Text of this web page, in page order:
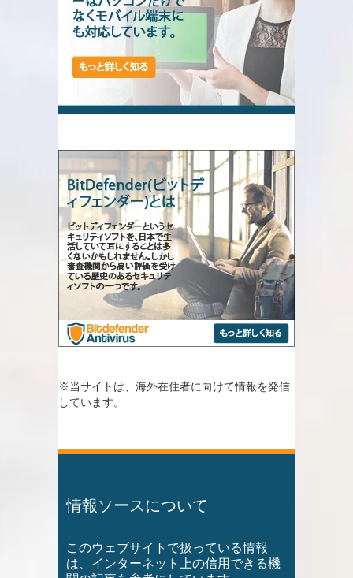
※当サイトは、海外在住者に向けて情報を発信
しています。
情報ソースについて
このウェブサイトで扱っている情報
は、インターネット上の信用できる機